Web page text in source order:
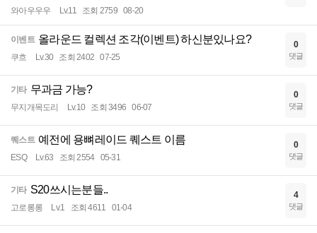
와아우우우 Lv.11 조회 2759 08-20
이벤트 올라운드 컬렉션 조각(이벤트) 하신분있나요?
쿠흐 Lv.30 조회 2402 07-25
0
댓글
기타 무과금 가능?
무지개목도리 Lv.10 조회 3496 06-07
0
댓글
퀘스트 예전에 용뼈레이드 퀘스트 이름
ESQ Lv.63 조회 2554 05-31
0
댓글
기타 S20쓰시는분들..
고로롱롱 Lv.1 조회 4611 01-04
4
댓글